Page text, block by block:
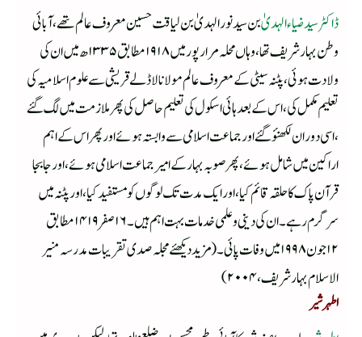
ڈاکٹر سید ضیاء الہدیٰبن سید نورالہدیٰ بن لیاقت حسین معروف عالم تھے ،آبائی
وطن بہارشریف تھا ،وہاں محلہ مرار پور میں ۱۹۱۸ مطابق ۱۳۳۵ھ میں ان کی
ولادت ہوئی ،پٹنہ سیٹی کے معروف عالم مولانا لاڈلے قریشی سے علوم اسلامیہ کی
تعلیم مکمل کی ،اس کے بعد ہائی اسکول کی تعلیم حاصل کی پھر ملازمت میں لگ گئے
،اسی دوران لکھنؤ گئے اور جماعت اسلامی سے وابستہ ہوئے اور پھر اس کے اہم
اراکین میں شامل ہوئے ،پھر صوبہ بہار کے امیر جماعت اسلامی ہوئے ،اور جابجا
قرآن پاک کا حلقہ قائم کیا ،اور ایک مدت تک لوگوں کو مستفید کیا ،اور پٹنہ میں
سرگرم رہے ۔ان کی دینی وعلمی خدمات بہت اہم ہیں ۔۱۶صفر ۱۴۱۹ مطابق
۱۲جون ۱۹۹۸ میں وفات پائی ۔(مزید دیکھئے مجلہ صدی تقریبات مدرسہ منیر
الاسلام بہارشریف ،۲۰۰۴)
اطہر شیر